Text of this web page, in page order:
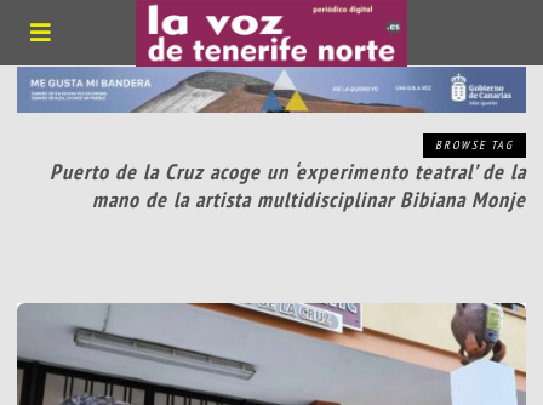
BROWSE TAG
Puerto de la Cruz acoge un ‘experimento teatral’ de la
mano de la artista multidisciplinar Bibiana Monje